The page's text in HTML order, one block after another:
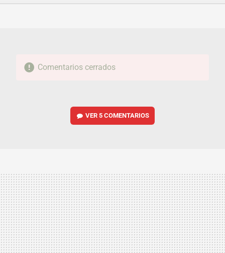
FACEBOOKTWITTERFLIPBOARD
E-
WHATSAPP
Comentarios cerrados
VER5 COMENTARIOS